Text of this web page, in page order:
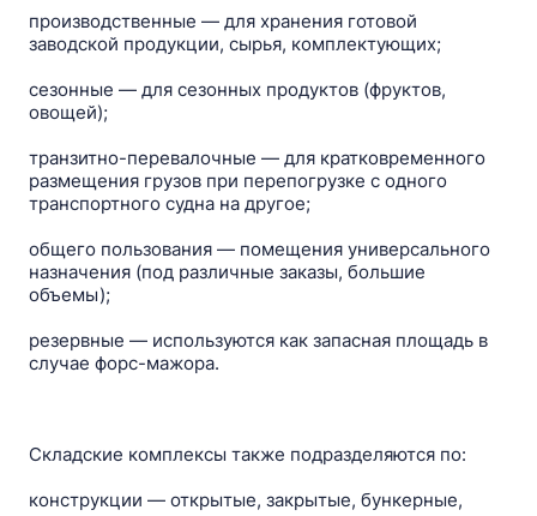
производственные — для хранения готовой
заводской продукции, сырья, комплектующих;
сезонные — для сезонных продуктов (фруктов,
овощей);
транзитно-перевалочные — для кратковременного
размещения грузов при перепогрузке с одного
транспортного судна на другое;
общего пользования — помещения универсального
назначения (под различные заказы, большие
объемы);
резервные — используются как запасная площадь в
случае форс-мажора.
Складские комплексы также подразделяются по:
конструкции — открытые, закрытые, бункерные,